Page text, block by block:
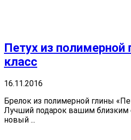
Петух из полимерной
класс
16.11.2016
Брелок из полимерной глины
Лучший подарок вашим близким
новый ...